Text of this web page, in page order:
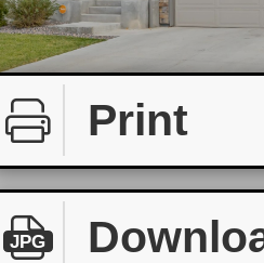
Print
JPG